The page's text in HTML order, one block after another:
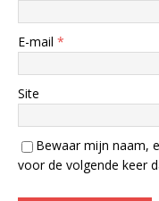
E-mail *
Site
Bewaar mijn naam,
voor de volgende keer